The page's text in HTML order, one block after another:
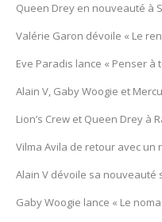
Queen Drey en nouveauté à
Valérie Garon dévoile « Le
Eve Paradis lance « Penser à
Alain V, Gaby Woogie et
Lion’s Crew et Queen Drey à
Vilma Avila de retour avec un
Alain V dévoile sa
Gaby Woogie lance « Le